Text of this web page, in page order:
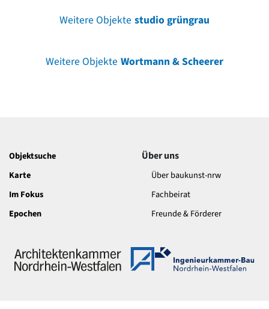
Weitere Objekte studio grüngrau
Weitere Objekte Wortmann & Scheerer
Objektsuche
Karte
Im Fokus
Epochen
Über uns
Über baukunst-nrw
Fachbeirat
Freunde & Förderer